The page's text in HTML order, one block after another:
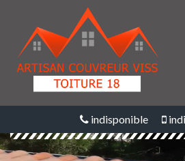
indisponible